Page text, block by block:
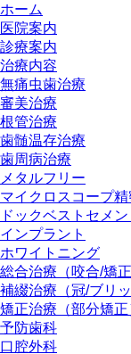
ホーム
医院案内
診療案内
治療内容
無痛虫歯治療
審美治療
根管治療
歯髄温存治療
歯周病治療
メタルフリー
マイクロスコープ
ドックベストセメン
インプラント
ホワイトニング
総合治療（咬合/矯正
補綴治療（冠/ブリッ
矯正治療（部分矯正
予防歯科
口腔外科